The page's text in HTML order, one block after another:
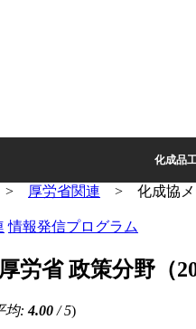
化成品
厚労省関連 > 化成協
情報発信プログラム
労省 政策分野（
均:4.00 / 5)